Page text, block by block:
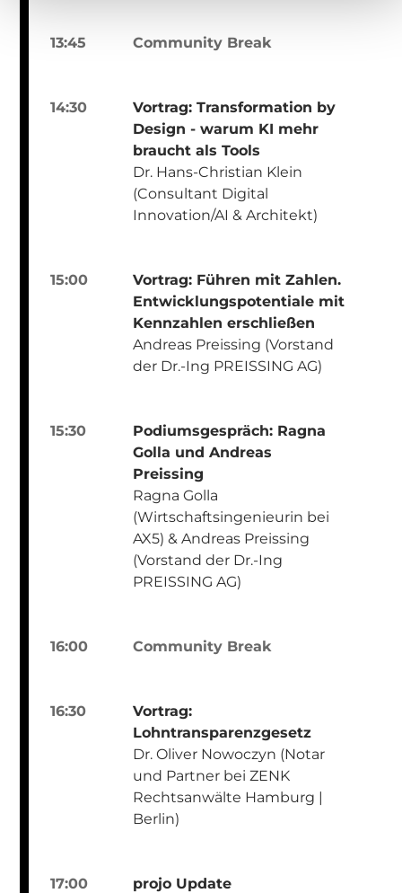
13:45 Community Break
14:30
Vortrag: Transformation by
Design - warum KI mehr
braucht als Tools
Dr. Hans-Christian Klein
(Consultant Digital
Innovation/AI & Architekt)
15:00
Vortrag: Führen mit Zahlen.
Entwicklungspotentiale mit
Kennzahlen erschließen
Andreas Preissing (Vorstand
der Dr.-Ing PREISSING AG)
15:30
Podiumsgespräch: Ragna
Golla und Andreas
Preissing
Ragna Golla
(Wirtschaftsingenieurin bei
AX5) & Andreas Preissing
(Vorstand der Dr.-Ing
PREISSING AG)
16:00 Community Break
16:30
Vortrag:
Lohntransparenzgesetz
Dr. Oliver Nowoczyn (Notar
und Partner bei ZENK
Rechtsanwälte Hamburg |
Berlin)
17:00
projo Update